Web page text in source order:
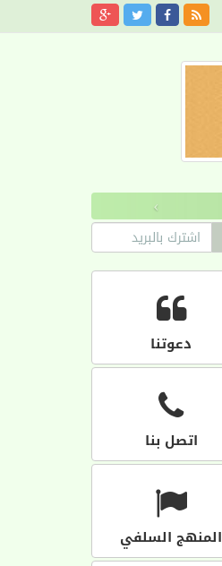
›
دعوتنا
اتصل بنا
المنهج السلفي